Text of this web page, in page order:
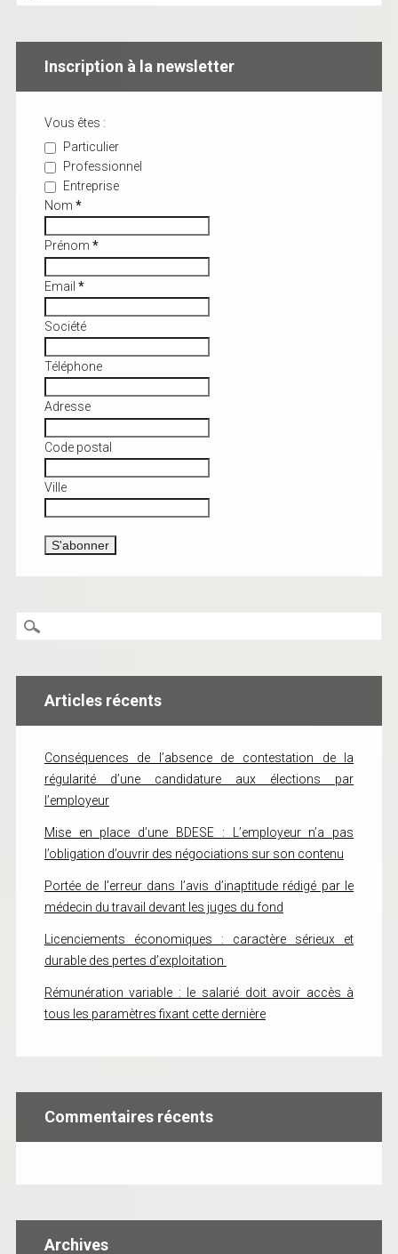
Inscription à la newsletter
Vous êtes :
Particulier
Professionnel
Entreprise
Nom *
Prénom *
Email *
Société
Téléphone
Adresse
Code postal
Ville
Articles récents
Conséquences de l’absence de contestation de la
régularité d’une candidature aux élections par
l’employeur
Mise en place d’une BDESE : L’employeur n’a pas
l’obligation d’ouvrir des négociations sur son contenu
Portée de l’erreur dans l’avis d’inaptitude rédigé par le
médecin du travail devant les juges du fond
Licenciements économiques : caractère sérieux et
durable des pertes d’exploitation
Rémunération variable : le salarié doit avoir accès à
tous les paramètres fixant cette dernière
Commentaires récents
Archives